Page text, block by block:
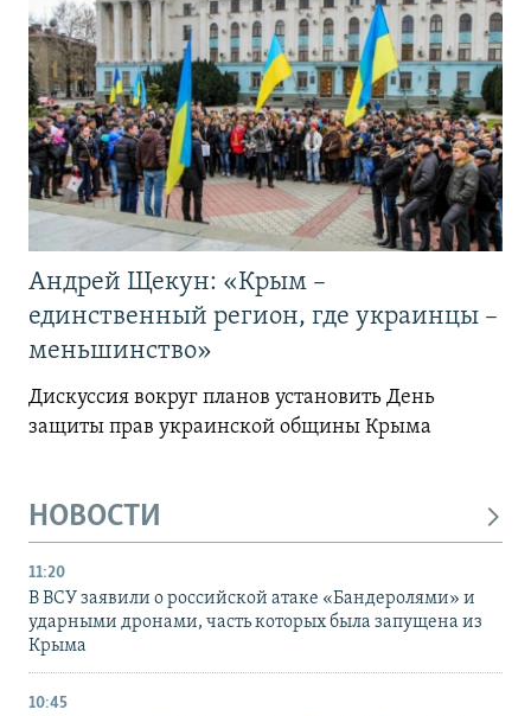
Андрей Щекун: «Крым –
единственный регион, где украинцы –
меньшинство»
Дискуссия вокруг планов установить День
защиты прав украинской общины Крыма
НОВОСТИ
11:20
В ВСУ заявили о российской атаке «Бандеролями» и
ударными дронами, часть которых была запущена из
Крыма
10:45